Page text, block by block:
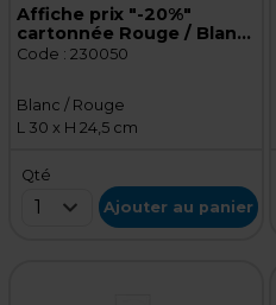
Affiche prix "-20%"
cartonnée Rouge / Blanc
30 x 24,5 cm - Affiche
Code : 230050
Blanc / Rouge
L 30 x H 24,5 cm
Qté
1 Ajouter au panier